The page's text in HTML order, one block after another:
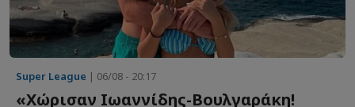
Super League | 06/08 - 20:17
«Χώρισαν Ιωαννίδης-Βουλγαράκη!